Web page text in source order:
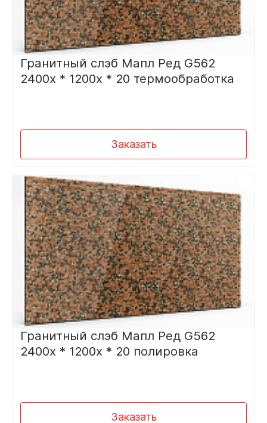
Гранитный слэб Мапл Ред G562
2400х * 1200х * 20 термообработка
Заказать
Гранитный слэб Мапл Ред G562
2400х * 1200х * 20 полировка
Заказать